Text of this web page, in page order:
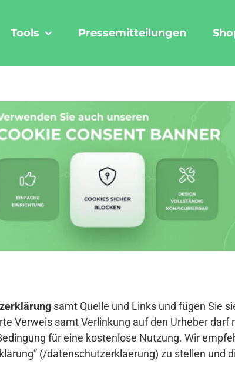
Tools Pressemitteilungen
samt Quelle und Links und fügen Sie
Verweis samt Verlinkung auf den Urheber
für eine kostenlose Nutzung. Wir
(/datenschutzerklaerung) zu stellen und